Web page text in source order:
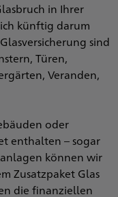
in Ihrer
künftig darum
sind
Türen,
Veranden,
oder
enthalten – sogar
können wir
Zusatzpaket Glas
die finanziellen